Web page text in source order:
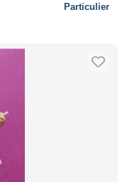
Particulier